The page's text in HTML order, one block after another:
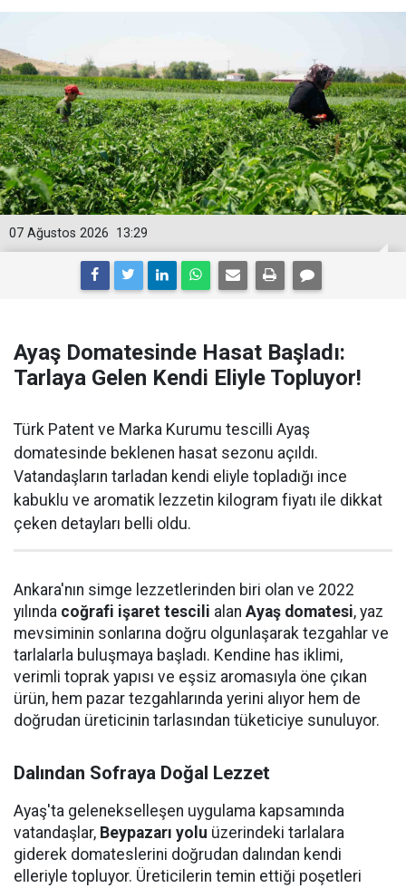
13:29
07 Ağustos 2026
Ayaş Domatesinde Hasat Başladı:
Tarlaya Gelen Kendi Eliyle Topluyor!
Türk Patent ve Marka Kurumu tescilli Ayaş
domatesinde beklenen hasat sezonu açıldı.
Vatandaşların tarladan kendi eliyle topladığı ince
kabuklu ve aromatik lezzetin kilogram fiyatı ile dikkat
çeken detayları belli oldu.
Ankara'nın simge lezzetlerinden biri olan ve 2022
yılında coğrafi işaret tescili alan Ayaş domatesi, yaz
mevsiminin sonlarına doğru olgunlaşarak tezgahlar ve
tarlalarla buluşmaya başladı. Kendine has iklimi,
verimli toprak yapısı ve eşsiz aromasıyla öne çıkan
ürün, hem pazar tezgahlarında yerini alıyor hem de
doğrudan üreticinin tarlasından tüketiciye sunuluyor.
Dalından Sofraya Doğal Lezzet
Ayaş'ta gelenekselleşen uygulama kapsamında
vatandaşlar, Beypazarı yolu üzerindeki tarlalara
giderek domateslerini doğrudan dalından kendi
elleriyle topluyor. Üreticilerin temin ettiği poşetleri